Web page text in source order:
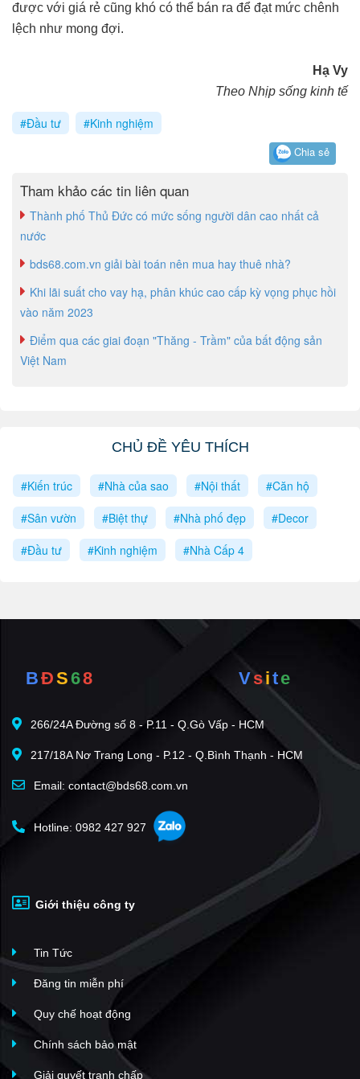
được với giá rẻ cũng khó có thể bán ra để đạt mức chênh
lệch như mong đợi.
Hạ Vy
Theo Nhịp sống kinh tế
#Đầu tư #Kinh nghiệm
Chia sẻ
Tham khảo các tin liên quan
Thành phố Thủ Đức có mức sống người dân cao nhất cả
nước
bds68.com.vn giải bài toán nên mua hay thuê nhà?
Khi lãi suất cho vay hạ, phân khúc cao cấp kỳ vọng phục hồi
vào năm 2023
Điểm qua các giai đoạn "Thăng - Trầm" của bất động sản
Việt Nam
CHỦ ĐỀ YÊU THÍCH
#Kiến trúc #Nhà của sao #Nội thất
#Căn hộ
#Sân vườn
#Biệt thự #Nhà phố đẹp
#Decor
#Đầu tư
#Kinh nghiệm #Nhà Cấp 4
BĐS68 Vsite
266/24A Đường số 8 - P.11 - Q.Gò Vấp - HCM
217/18A Nơ Trang Long - P.12 - Q.Bình Thạnh - HCM
Email: contact@bds68.com.vn
Hotline: 0982 427 927
Giới thiệu công ty
Tin Tức
Đăng tin miễn phí
Quy chế hoạt động
Chính sách bảo mật
Giải quyết tranh chấp